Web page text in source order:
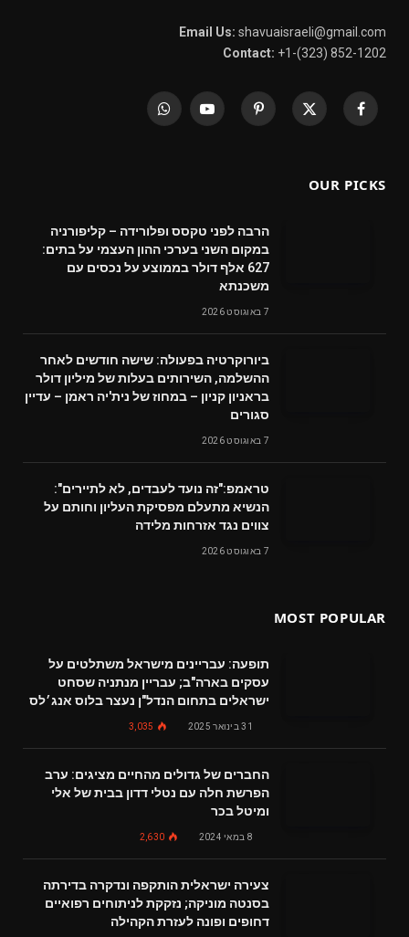
Email Us: shavuaisraeli@gmail.com
Contact: +1-(323) 852-1202
Facebook
X
Pinterest
YouTube
WhatsApp
OUR PICKS
הרבה לפני טקסס ופלורידה – קליפורניה
במקום השני בערכי ההון העצמי על בתים:
627 אלף דולר בממוצע על נכסים עם
משכנתא
7 באוגוסט 2026
ביורוקרטיה בפעולה: שישה חודשים לאחר
ההשלמה, השירותים בעלות של מיליון דולר
בראניון קניון – במחוז של נית'יה ראמן – עדיין
סגורים
7 באוגוסט 2026
טראמפ:"זה נועד לעבדים, לא לתיירים":
הנשיא מתעלם מפסיקת העליון וחותם על
צווים נגד אזרחות מלידה
7 באוגוסט 2026
MOST POPULAR
תופעה: עבריינים מישראל משתלטים על
עסקים בארה"ב; עבריין מנתניה שסחט
ישראלים בתחום הנדל"ן נעצר בלוס אנג׳לס
31 בינואר 2025 3,035
החברים של גדולים מהחיים מציגים: ערב
הפרשת חלה עם נטלי דדון בבית של אלי
ומיטל בכר
8 במאי 2024 2,630
צעירה ישראלית הותקפה ונדקרה בדירתה
בסנטה מוניקה; נזקקת לניתוחים רפואיים
דחופים ופונה לעזרת הקהילה